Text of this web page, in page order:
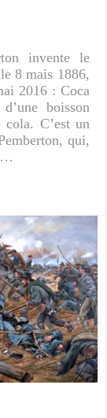
invente le
8 mais 1886,
2016 : Coca
boisson
C’est un
qui,
…